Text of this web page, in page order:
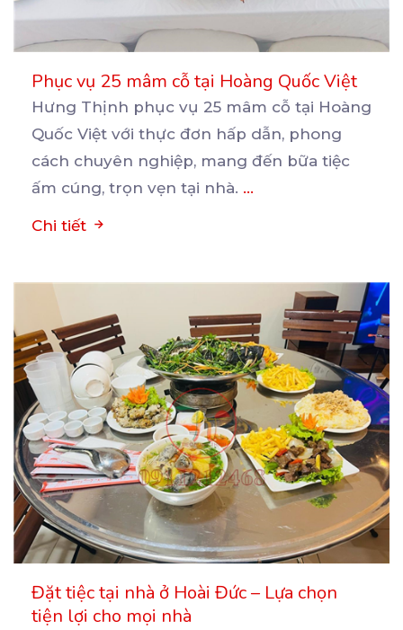
Phục vụ 25 mâm cỗ tại Hoàng Quốc Việt
Hưng Thịnh phục vụ 25 mâm cỗ tại Hoàng
Quốc Việt với thực đơn hấp dẫn, phong
cách chuyên nghiệp, mang đến bữa tiệc
ấm cúng, trọn vẹn tại nhà. ...
Chi tiết
Đặt tiệc tại nhà ở Hoài Đức – Lựa chọn
tiện lợi cho mọi nhà